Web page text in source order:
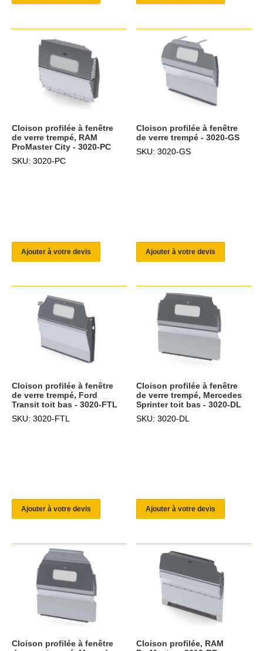
Cloison profilée à fenêtre
de verre trempé, RAM
ProMaster City - 3020-PC
SKU: 3020-PC
Ajouter à votre devis
Cloison profilée à fenêtre
de verre trempé - 3020-GS
SKU: 3020-GS
Ajouter à votre devis
Cloison profilée à fenêtre
de verre trempé, Ford
Transit toit bas - 3020-FTL
SKU: 3020-FTL
Ajouter à votre devis
Cloison profilée à fenêtre
de verre trempé, Mercedes
Sprinter toit bas - 3020-DL
SKU: 3020-DL
Ajouter à votre devis
Cloison profilée à fenêtre
Cloison profilée, RAM